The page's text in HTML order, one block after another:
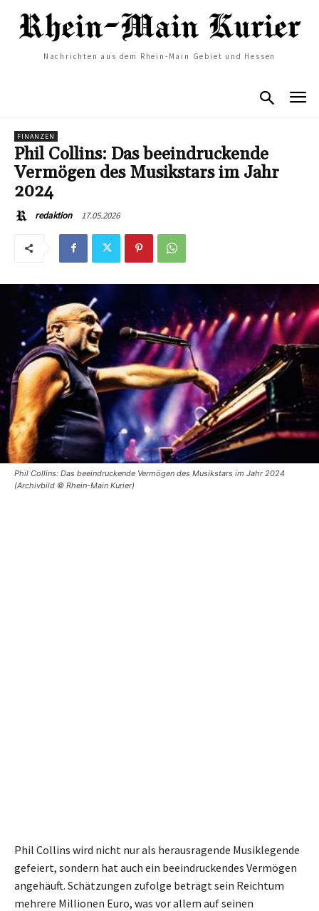
Nachrichten aus dem Rhein-Main Gebiet und Hessen
FINANZEN
Phil Collins: Das beeindruckende
Vermögen des Musikstars im Jahr
2024
redaktion 17.05.2026
Phil Collins: Das beeindruckende Vermögen des Musikstars im Jahr 2024
(Archivbild © Rhein-Main Kurier)
Phil Collins wird nicht nur als herausragende Musiklegende
gefeiert, sondern hat auch ein beeindruckendes Vermögen
angehäuft. Schätzungen zufolge beträgt sein Reichtum
mehrere Millionen Euro, was vor allem auf seinen